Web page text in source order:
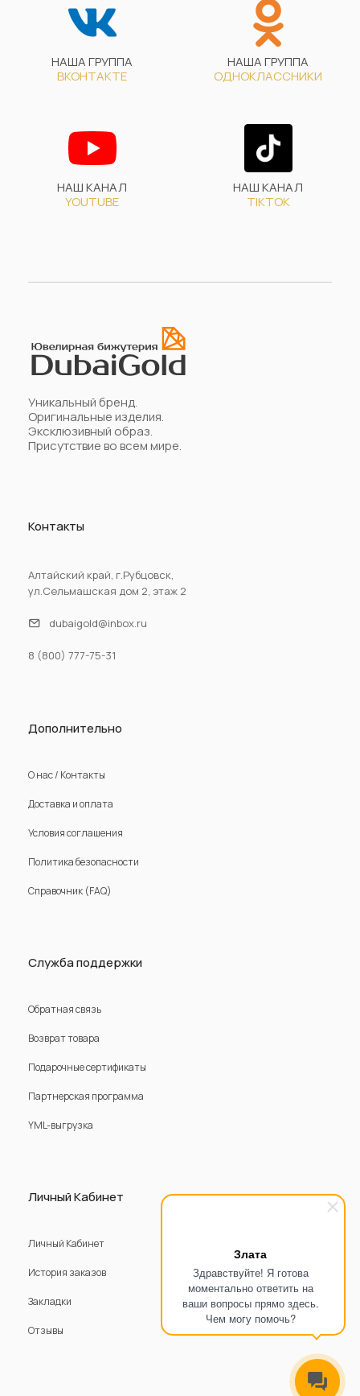
Злата
Здравствуйте! Я готова
моментально ответить на
ваши вопросы прямо здесь.
Чем могу помочь?
НАША ГРУППА
ВКОНТАКТЕ
НАША ГРУППА
ОДНОКЛАССНИКИ
НАШ КАНАЛ
YOUTUBE
НАШ КАНАЛ
TIKTOK
Уникальный бренд.
Оригинальные изделия.
Эксклюзивный образ.
Присутствие во всем мире.
Контакты
Алтайский край, г.Рубцовск,
ул.Сельмашская дом 2, этаж 2
dubaigold@inbox.ru
8 (800) 777-75-31
Дополнительно
О нас / Контакты
Доставка и оплата
Условия соглашения
Политика безопасности
Справочник (FAQ)
Служба поддержки
Обратная связь
Возврат товара
Подарочные сертификаты
Партнерская программа
YML-выгрузка
Личный Кабинет
Личный Кабинет
История заказов
Закладки
Отзывы